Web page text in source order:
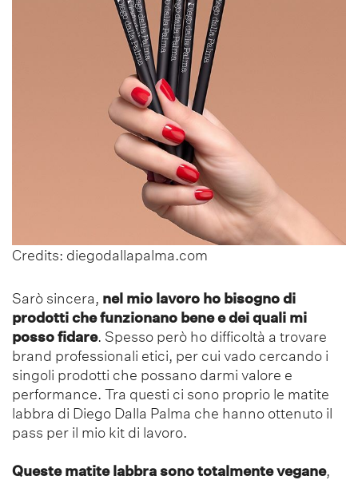
Credits: diegodallapalma.com
Sarò sincera, nel mio lavoro ho bisogno di
prodotti che funzionano bene e dei quali mi
posso fidare. Spesso però ho difficoltà a trovare
brand professionali etici, per cui vado cercando i
singoli prodotti che possano darmi valore e
performance. Tra questi ci sono proprio le matite
labbra di Diego Dalla Palma che hanno ottenuto il
pass per il mio kit di lavoro.
Queste matite labbra sono totalmente vegane,